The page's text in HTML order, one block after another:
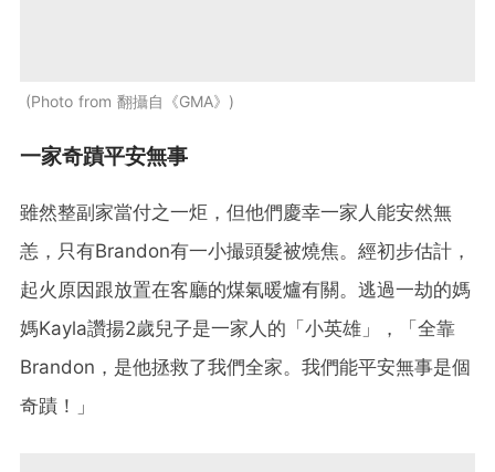
Photo from 翻攝自《GMA》
一家奇蹟平安無事
雖然整副家當付之一炬，但他們慶幸一家人能安然無
恙，只有Brandon有一小撮頭髮被燒焦。經初步估計，
起火原因跟放置在客廳的煤氣暖爐有關。逃過一劫的媽
媽Kayla讚揚2歲兒子是一家人的「小英雄」，「全靠
Brandon，是他拯救了我們全家。我們能平安無事是個
奇蹟！」